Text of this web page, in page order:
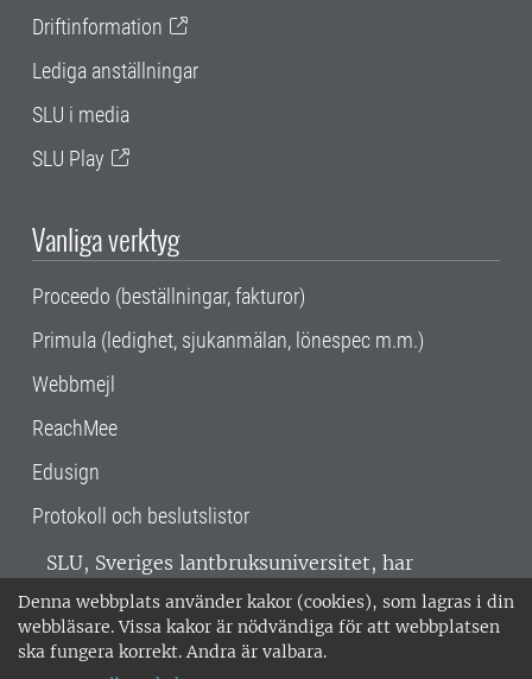
Denna webbplats använder kakor (cookies), som lagras i din
webbläsare. Vissa kakor är nödvändiga för att webbplatsen
ska fungera korrekt. Andra är valbara.
Driftinformation
Lediga anställningar
SLU i media
SLU Play
Vanliga verktyg
Proceedo (beställningar, fakturor)
Primula (ledighet, sjukanmälan, lönespec m.m.)
Webbmejl
ReachMee
Edusign
Protokoll och beslutslistor
SLU, Sveriges lantbruksuniversitet, har
verksamhet över hela Sverige. Huvudorter är
Alnarp, Uppsala och Umeå.SLU är
miljöcertifierat enligt ISO 14001. •